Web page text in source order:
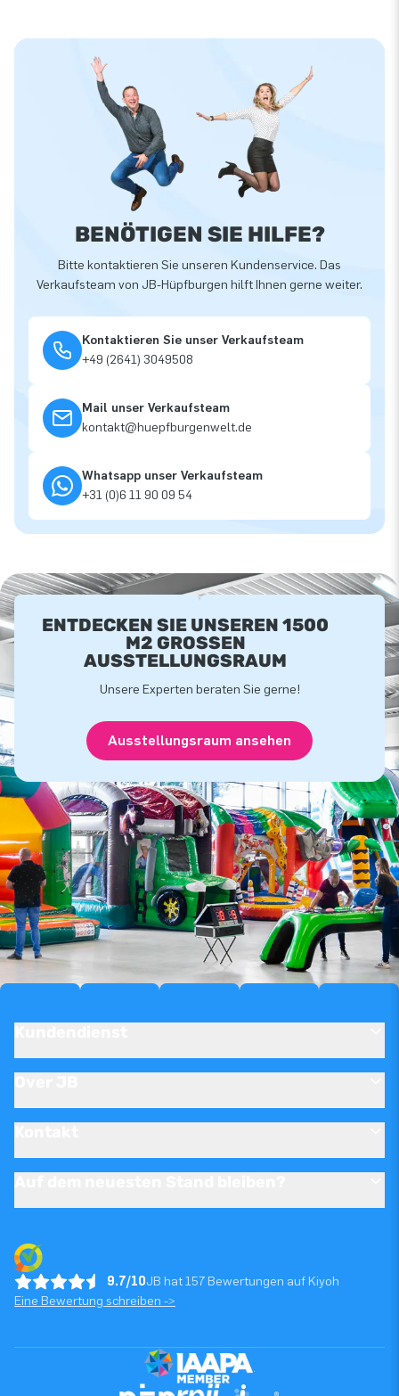
BENÖTIGEN SIE HILFE?
Bitte kontaktieren Sie unseren Kundenservice. Das
Verkaufsteam von JB-Hüpfburgen hilft Ihnen gerne weiter.
Kontaktieren Sie unser Verkaufsteam
+49 (2641) 3049508
Mail unser Verkaufsteam
kontakt@huepfburgenwelt.de
Whatsapp unser Verkaufsteam
+31 (0)6 11 90 09 54
ENTDECKEN SIE UNSEREN 1500
M2 GROSSEN A
USSTELLUNGSRAUM
Unsere Experten beraten Sie gerne!
Ausstellungsraum ansehen
9.7/10JB hat 157 Bewertungen auf Kiyoh
Eine Bewertung schreiben ->